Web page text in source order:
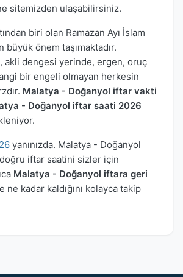
sitemizden ulaşabilirsiniz.
biri olan Ramazan Ayı İslam
büyük önem taşımaktadır.
akli dengesi yerinde, ergen, oruç
bir engeli olmayan herkesin
Malatya - Doğanyol iftar vakti
- Doğanyol iftar saati 2026
yanınızda. Malatya - Doğanyol
iftar saatini sizler için
Malatya - Doğanyol iftara geri
ne kadar kaldığını kolayca takip